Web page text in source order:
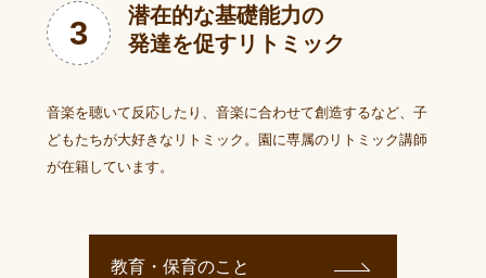
3
潜在的な基礎能力の
発達を促すリトミック
音楽を聴いて反応したり、音楽に合わせて創造するなど、子
どもたちが大好きなリトミック。園に専属のリトミック講師
が在籍しています。
教育・保育のこと